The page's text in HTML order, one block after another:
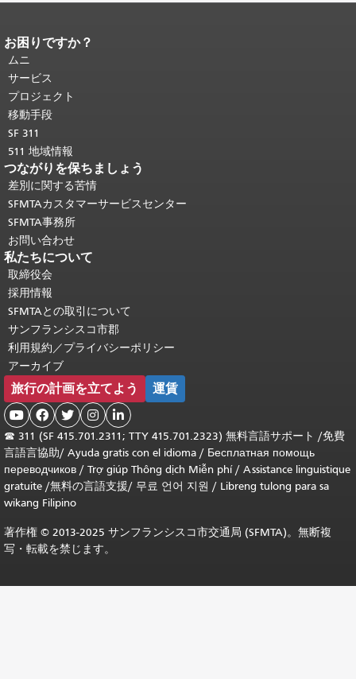
ページコンテンツの終わり。
ジの残りの部分はすべてのページで繰
り返されます。
頭に戻る。
お困りですか？
ムニ
サービス
プロジェクト
移動手段
SF 311
511 地域情報
つながりを保ちましょう
差別に関する苦情
SFMTAカスタマーサービスセンター
SFMTA事務所
お問い合わせ
私たちについて
取締役会
採用情報
SFMTAとの取引について
サンフランシスコ市郡
利用規約／プライバシーポリシー
アーカイブ
旅行の計画を立てよう 運賃
    
☎ 311 (SF 415.701.2311; TTY 415.701.2323) 無料言語サポート /免費
言語言協助/ Ayuda gratis con el idioma / Бесплатная помощь
переводчиков / Trợ giúp Thông dịch Miễn phí/ Assistance linguistique
gratuite /無料の言語支援/ 무료 언어 지원 / Libreng tulong para sa
wikang Filipino
著作権 © 2013-2025 サンフランシスコ市交通局 (SFMTA)。無断複
写・転載を禁じます。